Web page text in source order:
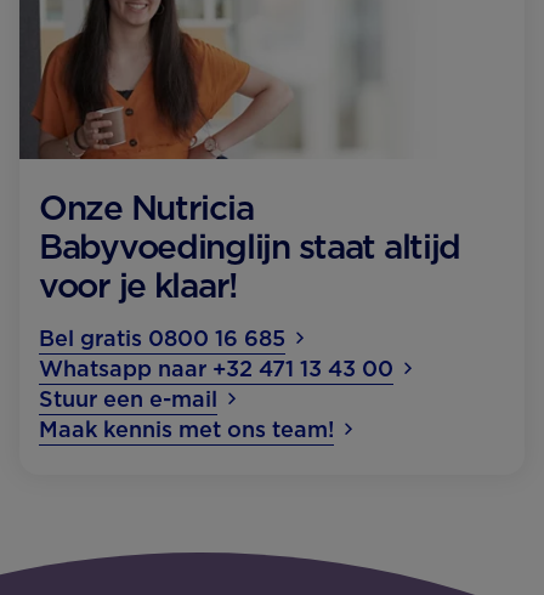
Onze Nutricia
Babyvoedinglijn staat altijd
voor je klaar!
Bel gratis 0800 16 685
Whatsapp naar +32 471 13 43 00
Stuur een e-mail
Maak kennis met ons team!